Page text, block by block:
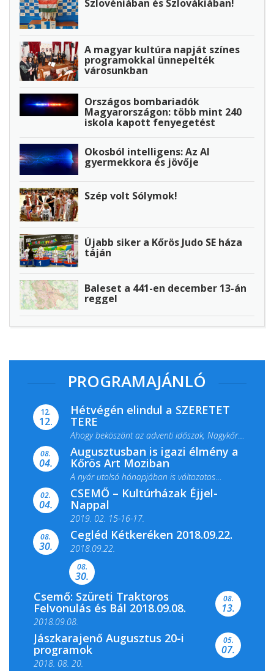
Szlovéniában és Szlovákiában!
A magyar kultúra napját színes
programokkal ünnepelték
városunkban
Országos bombariadók
Magyarországon: több mint 240
iskola kapott fenyegetést
Okosból intelligens: Az AI
gyermekkora és jövője
Szép volt Sólymok!
Újabb siker a Kőrös Judo SE háza
táján
Baleset a 441-en december 13-án
reggel
PROGRAMAJÁNLÓ
12.
12.
Hétvégén elindul a SZERETET
TERE
Ahogy beköszönt az adventi időszak, Nagykőrös
ismét megtelik ünnepi fénnyel és közös...
08.
04.
Augusztusban is igazi élmény a
Kőrös Art Moziban
A nyár utolsó hónapjában is változatos
filmkínálattal, családi...
02.
04.
CSEMŐ – Kultúrházak Éjjel-
Nappal
2019. 02. 15-16-17.
Színes és tartalmas programokkal várja a
Csemői Községi Könyvtár és...
08.
30.
Cegléd Kétkeréken 2018.09.22.
2018.09.22.
08.
30.
Csemő: Szüreti Traktoros
Felvonulás és Bál 2018.09.08.
2018.09.08.
08.
13.
Jászkarajenő Augusztus 20-i
programok
2018. 08. 20.
05.
07.